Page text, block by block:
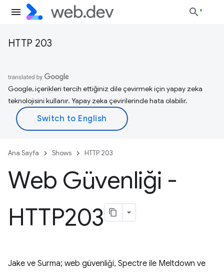
HTTP 203
Google, içerikleri tercih ettiğiniz dile çevirmek için yapay zeka
teknolojisini kullanır. Yapay zeka çevirilerinde hata olabilir.
Ana Sayfa Shows HTTP 203
Web Güvenliği -
HTTP203
Jake ve Surma; web güvenliği, Spectre ile Meltdown ve